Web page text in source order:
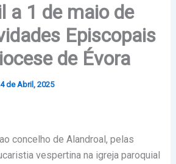
a 1 de maio de
Episcopais
de Évora
de Abril, 2025
concelho de Alandroal, pelas
vespertina na igreja paroquial